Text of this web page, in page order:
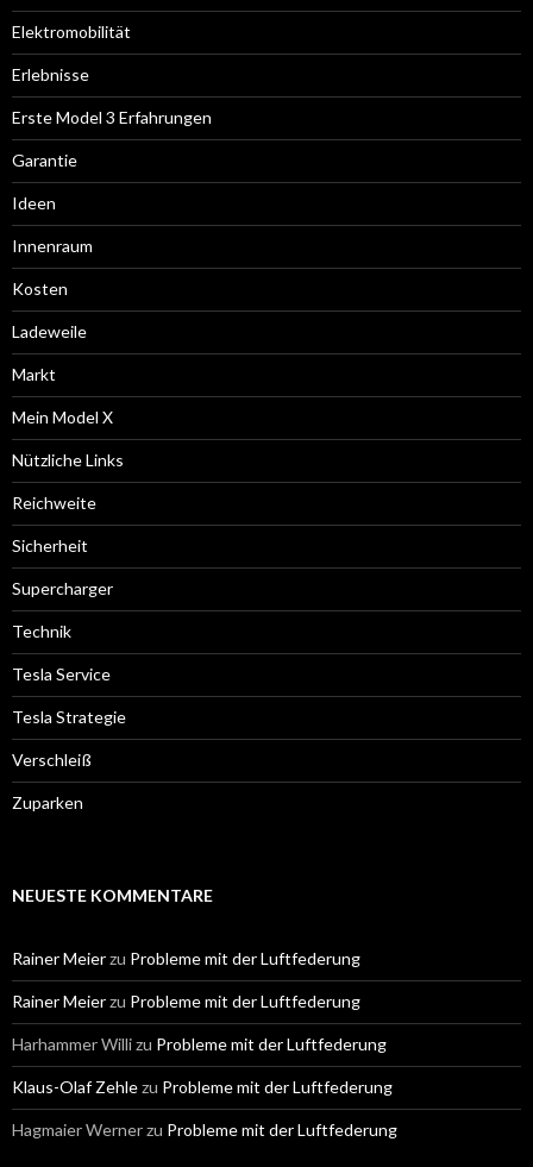
Elektromobilität
Erlebnisse
Erste Model 3 Erfahrungen
Garantie
Ideen
Innenraum
Kosten
Ladeweile
Markt
Mein Model X
Nützliche Links
Reichweite
Sicherheit
Supercharger
Technik
Tesla Service
Tesla Strategie
Verschleiß
Zuparken
NEUESTE KOMMENTARE
Rainer Meierzu Probleme mit der Luftfederung
Rainer Meierzu Probleme mit der Luftfederung
Harhammer Willizu Probleme mit der Luftfederung
Klaus-Olaf Zehlezu Probleme mit der Luftfederung
Hagmaier Wernerzu Probleme mit der Luftfederung